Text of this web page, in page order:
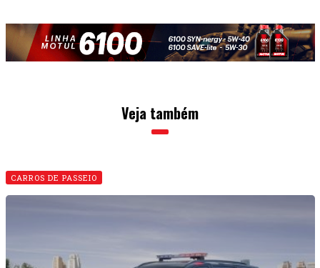
Veja também
CARROS DE PASSEIO